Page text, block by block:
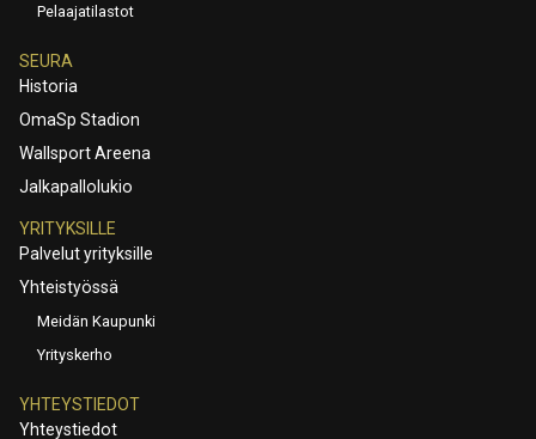
Pelaajatilastot
SEURA
Historia
OmaSp Stadion
Wallsport Areena
Jalkapallolukio
YRITYKSILLE
Palvelut yrityksille
Yhteistyössä
Meidän Kaupunki
Yrityskerho
YHTEYSTIEDOT
Yhteystiedot